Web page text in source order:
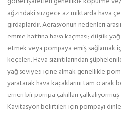
ağzındaki süzgece az miktarda hava
girdaplardır. Aerasyonun nedenleri
emme hattına hava kaçması; düşük yağ
etmek veya pompaya emiş sağlamak
keçeleri. Hava sızıntılarından
yağ seviyesi içine almak genellikle
yaratarak hava kaçaklarını tam olarak
emen bir pompa çakılları çalkalıyormuş
Kavitasyon belirtileri için pompayı